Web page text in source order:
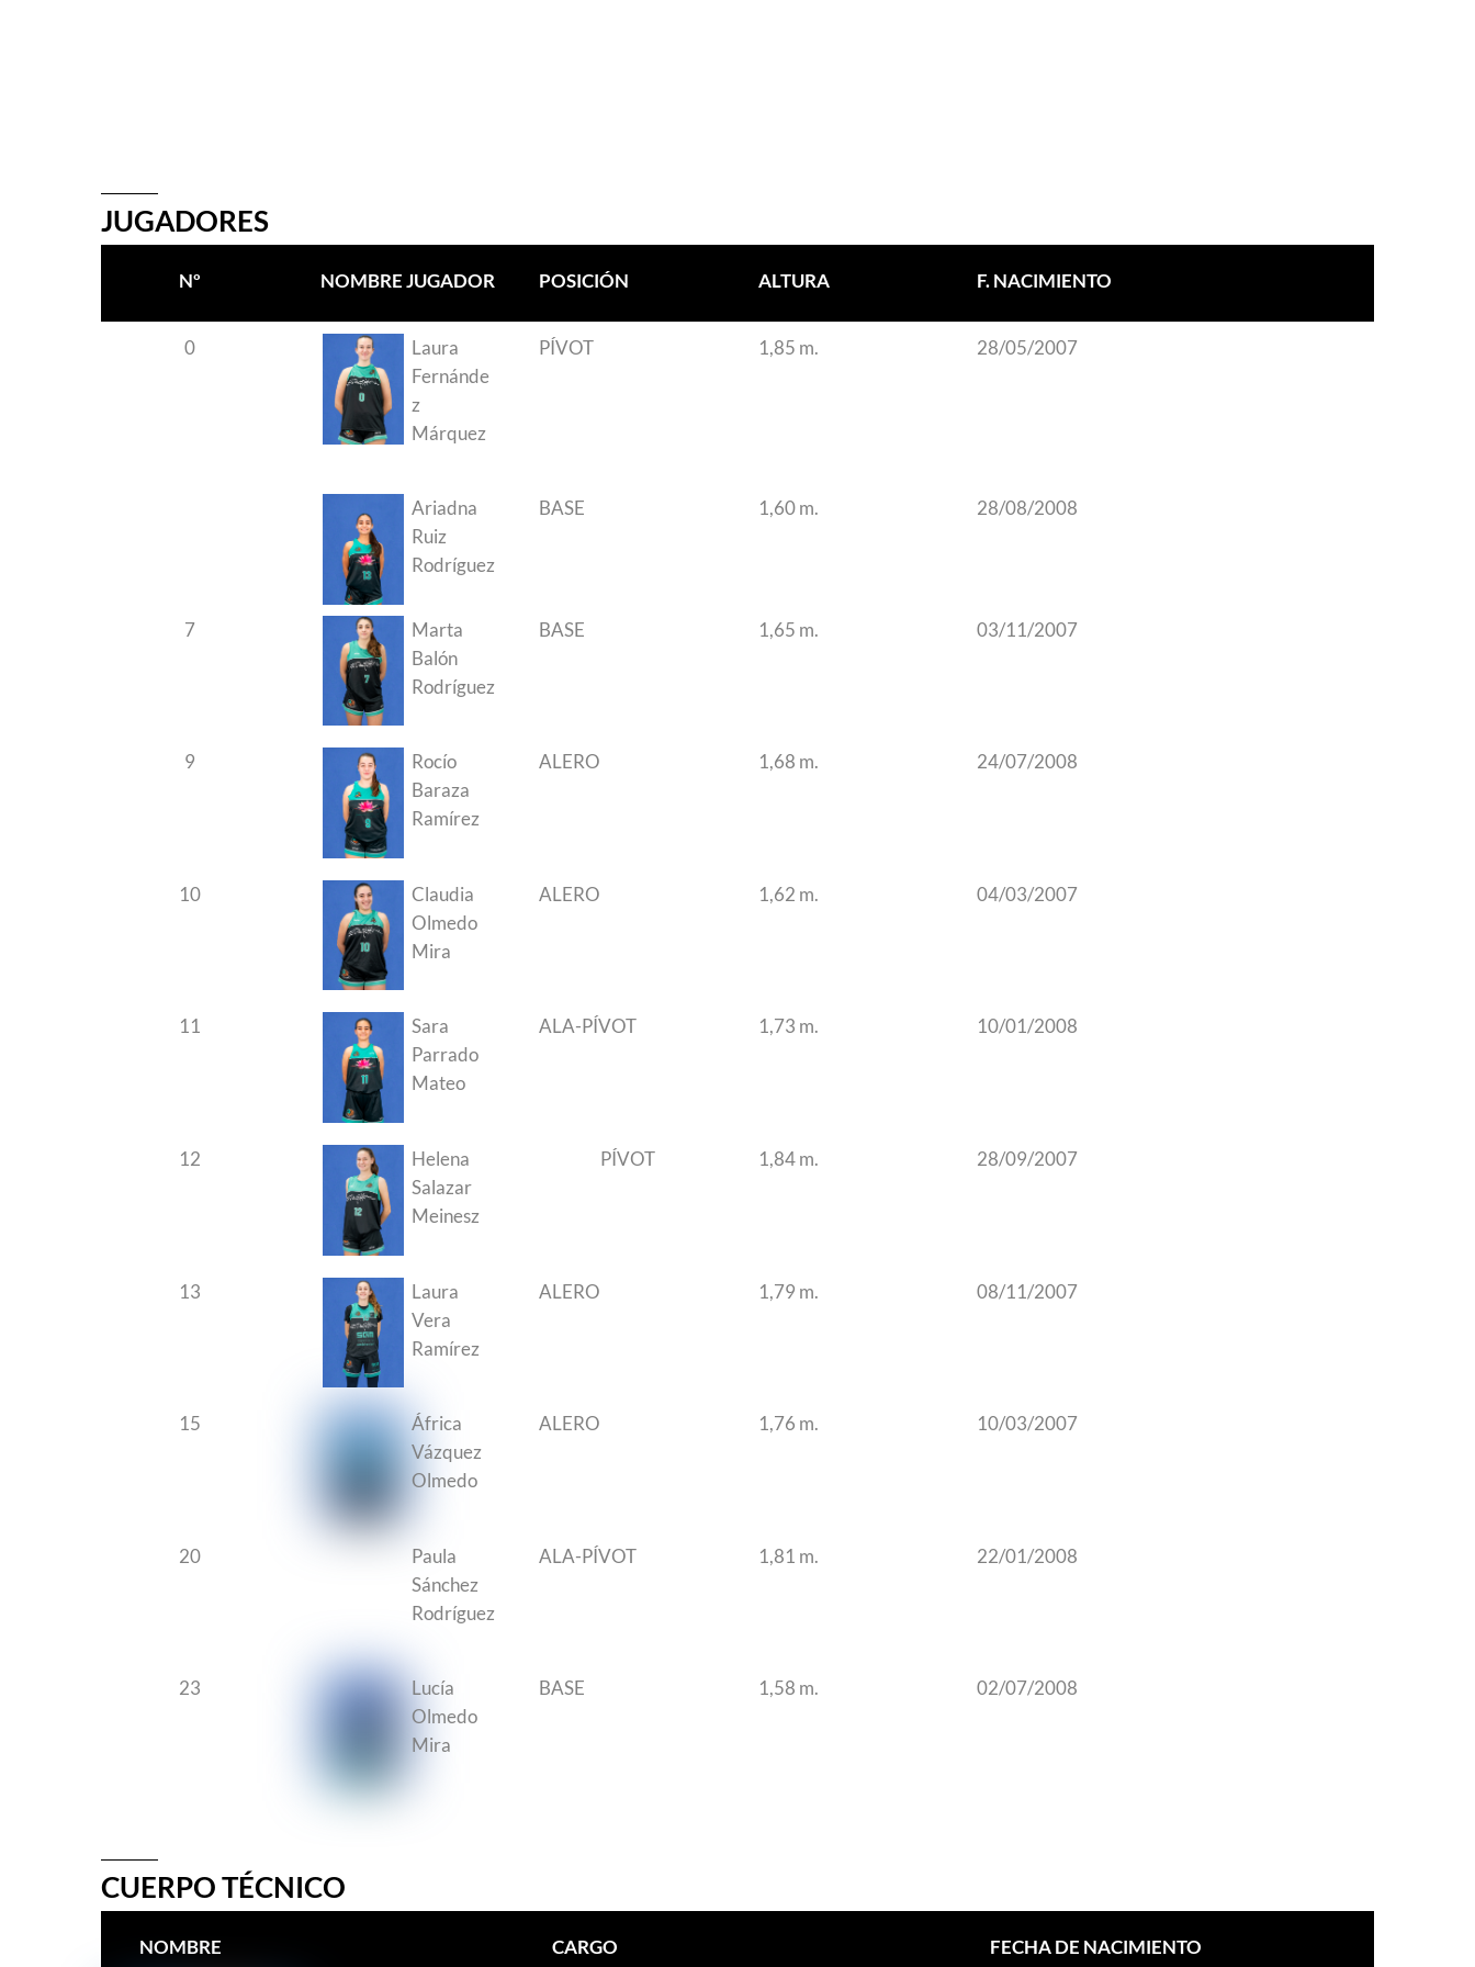
JUGADORES
Nº NOMBRE JUGADOR POSICIÓN ALTURA F. NACIMIENTO
0
Laura
Fernánde
z
Márquez
PÍVOT 1,85 m. 28/05/2007
Ariadna
Ruiz
Rodríguez
BASE 1,60 m. 28/08/2008
7
Marta
Balón
Rodríguez
BASE 1,65 m. 03/11/2007
9
Rocío
Baraza
Ramírez
ALERO 1,68 m. 24/07/2008
10
Claudia
Olmedo
Mira
ALERO 1,62 m. 04/03/2007
11
Sara
Parrado
Mateo
ALA-PÍVOT 1,73 m. 10/01/2008
12
Helena
Salazar
Meinesz
PÍVOT 1,84 m. 28/09/2007
13
Laura
Vera
Ramírez
ALERO 1,79 m. 08/11/2007
15
África
Vázquez
Olmedo
ALERO 1,76 m. 10/03/2007
20
Paula
Sánchez
Rodríguez
ALA-PÍVOT 1,81 m. 22/01/2008
23
Lucía
Olmedo
Mira
BASE 1,58 m. 02/07/2008
CUERPO TÉCNICO
NOMBRE CARGO FECHA DE NACIMIENTO